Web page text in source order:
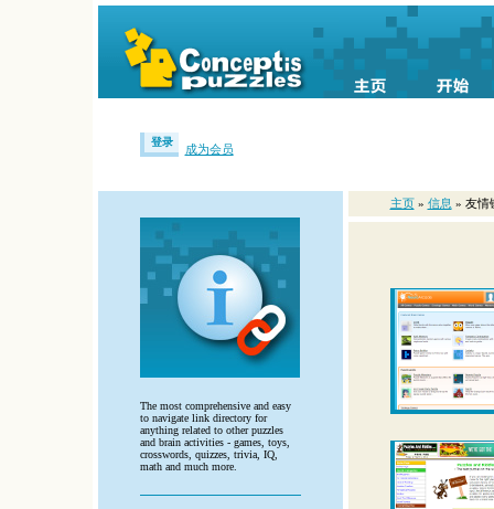
登录
成为会员
The most comprehensive and easy
to navigate link directory for
anything related to other puzzles
and brain activities - games, toys,
crosswords, quizzes, trivia, IQ,
math and much more.
主页 » 信息 » 友情